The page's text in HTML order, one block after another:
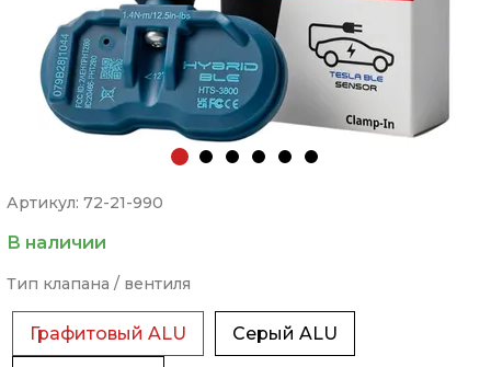
Артикул: 72-21-990
В наличии
Тип клапана / вентиля
Графитовый ALU Серый ALU